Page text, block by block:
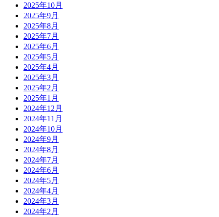
2025年10月
2025年9月
2025年8月
2025年7月
2025年6月
2025年5月
2025年4月
2025年3月
2025年2月
2025年1月
2024年12月
2024年11月
2024年10月
2024年9月
2024年8月
2024年7月
2024年6月
2024年5月
2024年4月
2024年3月
2024年2月